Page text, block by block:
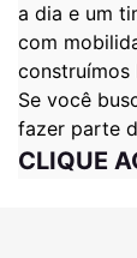
a dia e um
com
construímos
Se você
fazer parte
CLIQUE